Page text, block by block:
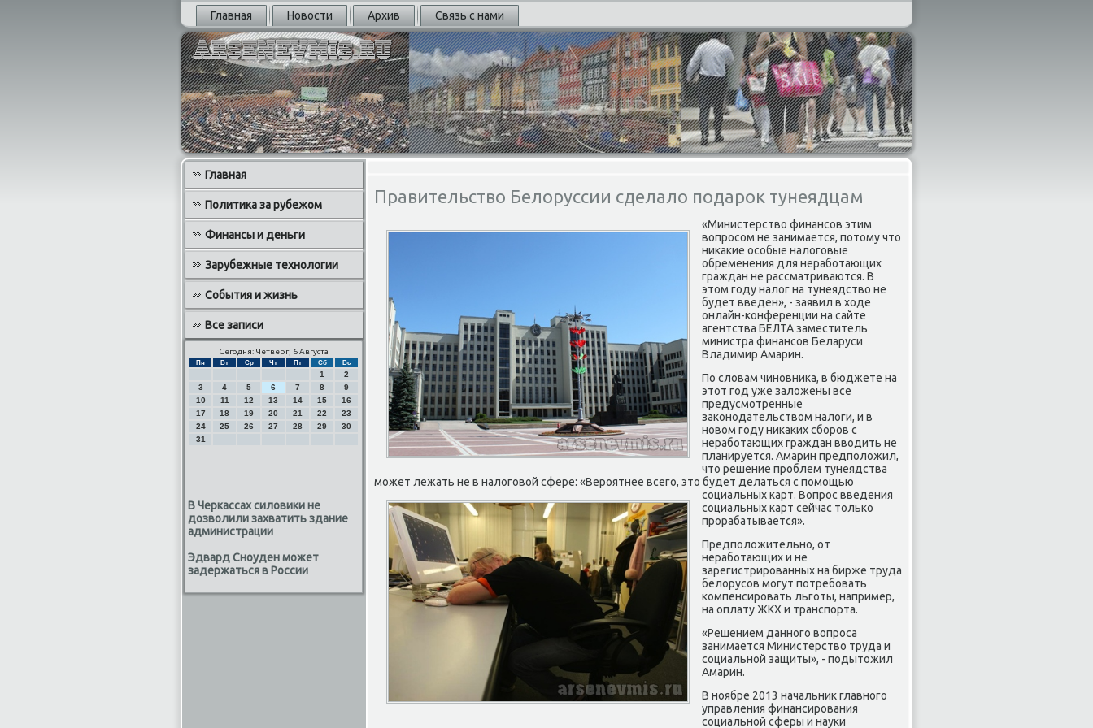
Главная Новости Архив Связь с нами
Главная
Политика за рубежом
Финансы и деньги
Зарубежные технологии
События и жизнь
Все записи
Сегодня: Четверг, 6 Августа
Пн Вт Ср Чт Пт Сб Вс
1
2
3
4 5 6 7 8
9
10
11 12 13 14 15
16
17
18 19 20 21 22
23
24
25 26 27 28 29
30
31
В Черкассах силовики не
дозволили захватить здание
администрации
Эдвард Сноуден может
задержаться в России
Правительство Белоруссии сделало подарок тунеядцам
«Министерство финансов этим
вопросом не занимается, потому что
никакие особые налоговые
обременения для неработающих
граждан не рассматриваются. В
этом году налог на тунеядство не
будет введен», - заявил в ходе
онлайн-конференции на сайте
агентства БЕЛТА заместитель
министра финансов Беларуси
Владимир Амарин.
По словам чиновника, в бюджете на
этот год уже заложены все
предусмотренные
законодательством налоги, и в
новом году никаких сборов с
неработающих граждан вводить не
планируется. Амарин предположил,
что решение проблем тунеядства
может лежать не в налоговой сфере: «Вероятнее всего, это будет делаться с помощью
социальных карт. Вопрос введения
социальных карт сейчас только
прорабатывается».
Предположительно, от
неработающих и не
зарегистрированных на бирже труда
белорусов могут потребовать
компенсировать льготы, например,
на оплату ЖКХ и транспорта.
«Решением данного вопроса
занимается Министерство труда и
социальной защиты», - подытожил
Амарин.
В ноябре 2013 начальник главного
управления финансирования
социальной сферы и науки